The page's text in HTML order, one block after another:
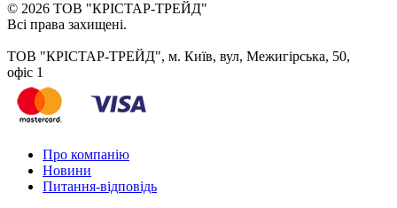
© 2026 ТОВ "КРІСТАР-ТРЕЙД"
Всі права захищені.
ТОВ "КРІСТАР-ТРЕЙД", м. Київ, вул, Межигірська, 50,
офіс 1
Про компанію
Новини
Питання-відповідь